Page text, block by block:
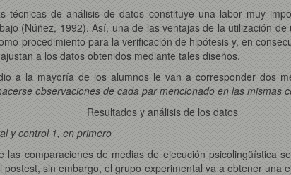
técnicas de análisis de datos constituye una labor muy
(Núñez, 1992). Así, una de las ventajas de la utilización
procedimiento para la verificación de hipótesis y, en
a los datos obtenidos mediante tales diseños.
a la mayoría de los alumnos le van a corresponder dos
observaciones de cada par mencionado en las mismas
Resultados y análisis de los datos
y control 1, en primero
comparaciones de medias de ejecución psicolingüística
sin embargo, el grupo experimental va a obtener una